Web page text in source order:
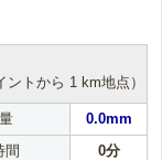
ントから 1 km地点）
0.0mm
間 0分